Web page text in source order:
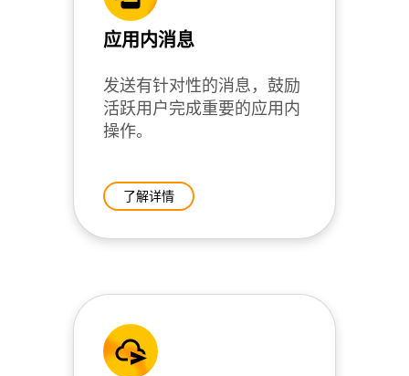
应用内消息
发送有针对性的消息，鼓励
活跃用户完成重要的应用内
操作。
了解详情